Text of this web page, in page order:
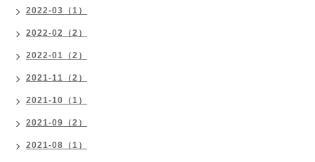
2022-03（1）
2022-02（2）
2022-01（2）
2021-11（2）
2021-10（1）
2021-09（2）
2021-08（1）